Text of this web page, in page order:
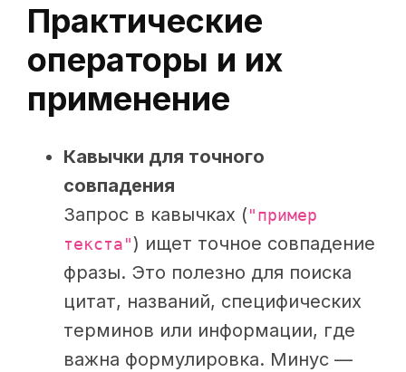
Практические
операторы и их
применение
Кавычки для точного
совпадения
Запрос в кавычках ( "пример
текста") ищет точное совпадение
фразы. Это полезно для поиска
цитат, названий, специфических
терминов или информации, где
важна формулировка. Минус —